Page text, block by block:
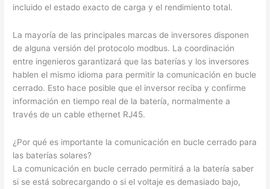
incluido el estado exacto de carga y el rendimiento total.
La mayoría de las principales marcas de inversores disponen
de alguna versión del protocolo modbus. La coordinación
entre ingenieros garantizará que las baterías y los inversores
hablen el mismo idioma para permitir la comunicación en bucle
cerrado. Esto hace posible que el inversor reciba y confirme
información en tiempo real de la batería, normalmente a
través de un cable ethernet RJ45.
¿Por qué es importante la comunicación en bucle cerrado para
las baterías solares?
La comunicación en bucle cerrado permitirá a la batería saber
si se está sobrecargando o si el voltaje es demasiado bajo,